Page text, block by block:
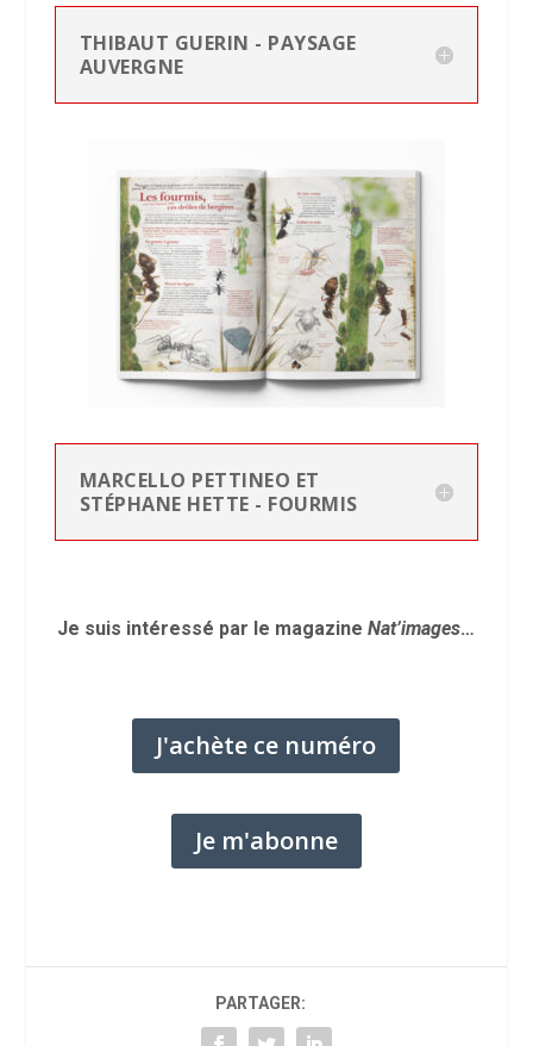
THIBAUT GUERIN - PAYSAGE
AUVERGNE
MARCELLO PETTINEO ET
STÉPHANE HETTE - FOURMIS
Je suis intéressé par le magazineNat’images…
J'achète ce numéro
Je m'abonne
PARTAGER: